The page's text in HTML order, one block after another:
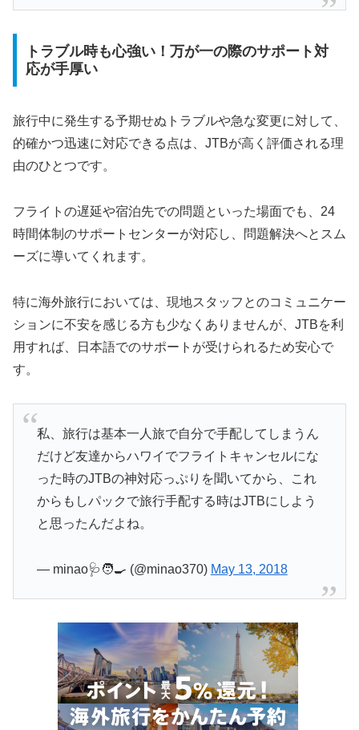
トラブル時も心強い！万が一の際のサポート対
応が手厚い
旅行中に発生する予期せぬトラブルや急な変更に対して、
的確かつ迅速に対応できる点は、JTBが高く評価される理
由のひとつです。
フライトの遅延や宿泊先での問題といった場面でも、24
時間体制のサポートセンターが対応し、問題解決へとスム
ーズに導いてくれます。
特に海外旅行においては、現地スタッフとのコミュニケー
ションに不安を感じる方も少なくありませんが、JTBを利
用すれば、日本語でのサポートが受けられるため安心で
す。
私、旅行は基本一人旅で自分で手配してしまうん
だけど友達からハワイでフライトキャンセルにな
った時のJTBの神対応っぷりを聞いてから、これ
からもしパックで旅行手配する時はJTBにしよう
と思ったんだよね。
— minao🩺🧑‍🍳 (@minao370) May 13, 2018